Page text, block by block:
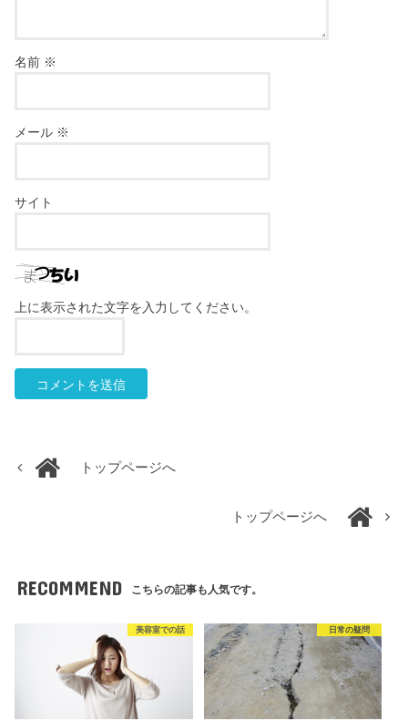
名前 ※
メール ※
サイト
上に表示された文字を入力してください。
トップページへ
トップページへ
RECOMMEND こちらの記事も人気です。
美容室での話 日常の疑問